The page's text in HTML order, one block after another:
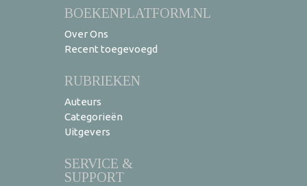
BOEKENPLATFORM.NL
Over Ons
Recent toegevoegd
RUBRIEKEN
Auteurs
Categorieën
Uitgevers
SERVICE &
SUPPORT